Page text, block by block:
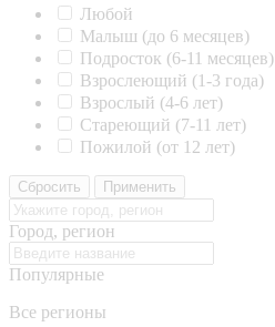
Любой
Малыш (до 6 месяцев)
Подросток (6-11 месяцев)
Взрослеющий (1-3 года)
Взрослый (4-6 лет)
Стареющий (7-11 лет)
Пожилой (от 12 лет)
Сбросить Применить
Город, регион
Популярные
Все регионы